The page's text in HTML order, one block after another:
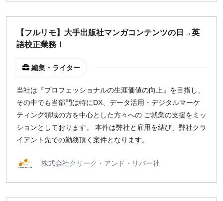
【フルリモ】大手出版社マンガコンテンツの日→英
語校正業務！
編集・ライター
当社は『プロフェッショナルの生涯価値の向上』を目指し、
その中でも当部門は特にDX、データ活用・デジタルマーケ
ティング領域の方を中心とした方々への ご就業の支援をミッ
ションとしております。 本件は弊社と雇用を結び、弊社クラ
イアント先での勤務頂く案件となります。
株式会社クリーク・アンド・リバー社